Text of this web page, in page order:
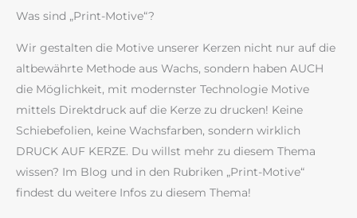
Was sind „Print-Motive“?
Wir gestalten die Motive unserer Kerzen nicht nur auf die
altbewährte Methode aus Wachs, sondern haben AUCH
die Möglichkeit, mit modernster Technologie Motive
mittels Direktdruck auf die Kerze zu drucken! Keine
Schiebefolien, keine Wachsfarben, sondern wirklich
DRUCK AUF KERZE. Du willst mehr zu diesem Thema
wissen? Im Blog und in den Rubriken „Print-Motive“
findest du weitere Infos zu diesem Thema!